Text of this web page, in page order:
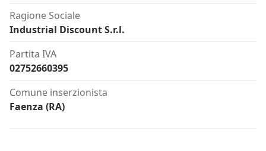
Ragione Sociale
Industrial Discount S.r.l.
Partita IVA
02752660395
Comune inserzionista
Faenza (RA)